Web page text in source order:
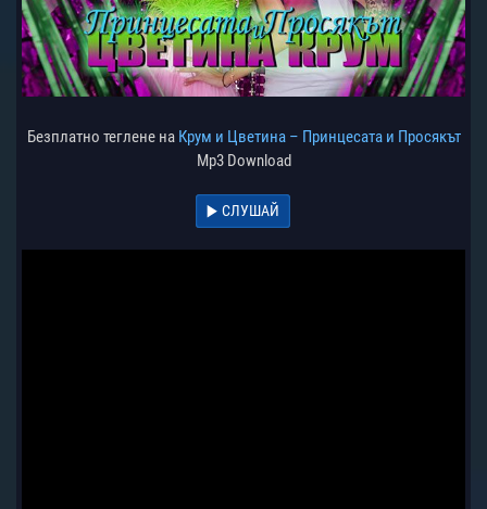
Безплатно теглене на Крум и Цветина – Принцесата и Просякът
Mp3 Download
СЛУШАЙ